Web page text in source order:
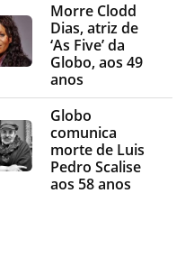
Morre Clodd
Dias, atriz de
‘As Five’ da
Globo, aos 49
anos
Globo
comunica
morte de Luis
Pedro Scalise
aos 58 anos